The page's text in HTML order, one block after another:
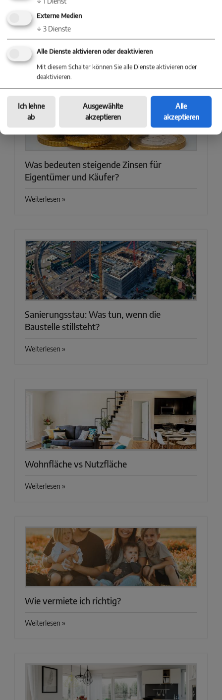
Finanzielle Schwierigkeiten durch steigende
Nebenkosten?
Weiterlesen »
Was bedeuten steigende Zinsen für
Eigentümer und Käufer?
Weiterlesen »
Sanierungsstau: Was tun, wenn die
Baustelle stillsteht?
Weiterlesen »
Wohnfläche vs Nutzfläche
Weiterlesen »
Wie vermiete ich richtig?
Weiterlesen »
Externe Medien
↓ 3 Dienste
Alle Dienste aktivieren oder deaktivieren
Mit diesem Schalter können Sie alle Dienste aktivieren oder
deaktivieren.
Ich lehne
ab
Ausgewählte
akzeptieren
Alle
akzeptieren